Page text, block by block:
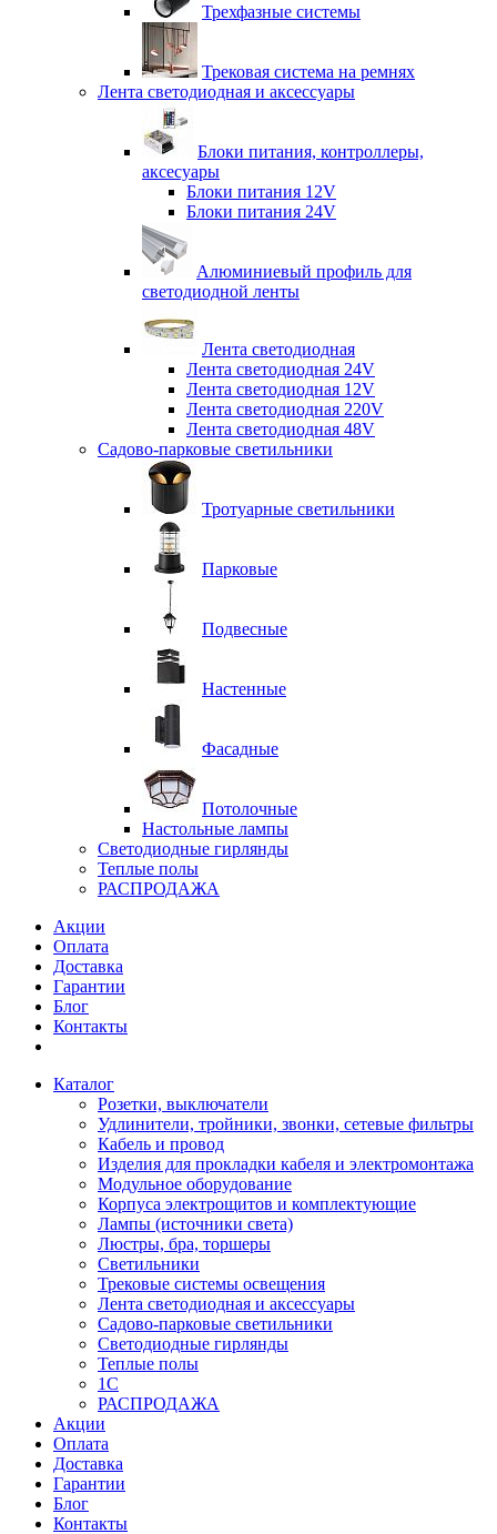
Трехфазные системы
Трековая система на ремнях
Лента светодиодная и аксессуары
Блоки питания, контроллеры,
аксесуары
Блоки питания 12V
Блоки питания 24V
Алюминиевый профиль для
светодиодной ленты
Лента светодиодная
Лента светодиодная 24V
Лента светодиодная 12V
Лента светодиодная 220V
Лента светодиодная 48V
Садово-парковые светильники
Тротуарные светильники
Парковые
Подвесные
Настенные
Фасадные
Потолочные
Настольные лампы
Светодиодные гирлянды
Теплые полы
РАСПРОДАЖА
Акции
Оплата
Доставка
Гарантии
Блог
Контакты
Каталог
Розетки, выключатели
Удлинители, тройники, звонки, сетевые фильтры
Кабель и провод
Изделия для прокладки кабеля и электромонтажа
Модульное оборудование
Корпуса электрощитов и комплектующие
Лампы (источники света)
Люстры, бра, торшеры
Светильники
Трековые системы освещения
Лента светодиодная и аксессуары
Садово-парковые светильники
Светодиодные гирлянды
Теплые полы
1С
РАСПРОДАЖА
Акции
Оплата
Доставка
Гарантии
Блог
Контакты